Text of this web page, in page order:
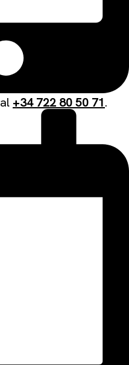
+34 722 80 50 71.